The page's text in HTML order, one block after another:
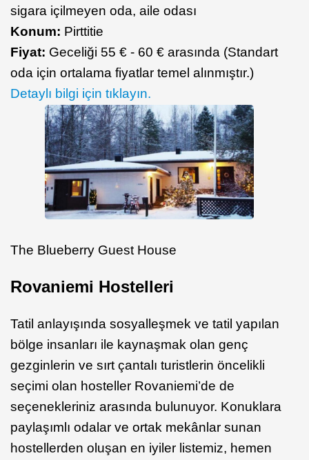
sigara içilmeyen oda, aile odası
Konum: Pirttitie
Fiyat: Geceliği 55 € - 60 € arasında (Standart
oda için ortalama fiyatlar temel alınmıştır.)
Detaylı bilgi için tıklayın.
The Blueberry Guest House
Rovaniemi Hostelleri
Tatil anlayışında sosyalleşmek ve tatil yapılan
bölge insanları ile kaynaşmak olan genç
gezginlerin ve sırt çantalı turistlerin öncelikli
seçimi olan hosteller Rovaniemi’de de
seçenekleriniz arasında bulunuyor. Konuklara
paylaşımlı odalar ve ortak mekânlar sunan
hostellerden oluşan en iyiler listemiz, hemen